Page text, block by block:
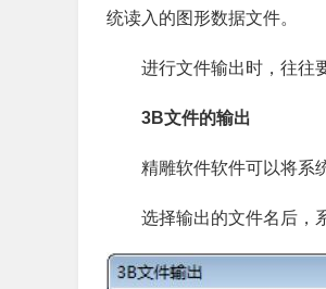
统读入的图形数据文件。
进行文件输出时，往往
3B文件的输出
精雕软件软件可以将系
选择输出的文件名后，